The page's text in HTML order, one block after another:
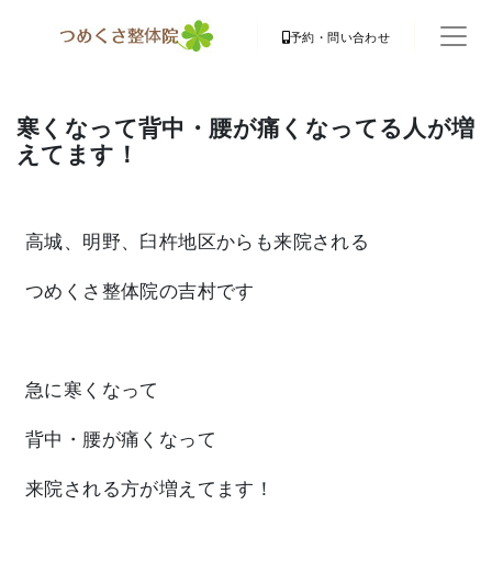
予約・問い合わせ
寒くなって背中・腰が痛くなってる人が増
えてます！
高城、明野、臼杵地区からも来院される
つめくさ整体院の吉村です
急に寒くなって
背中・腰が痛く なって
来院される方が増えてます！